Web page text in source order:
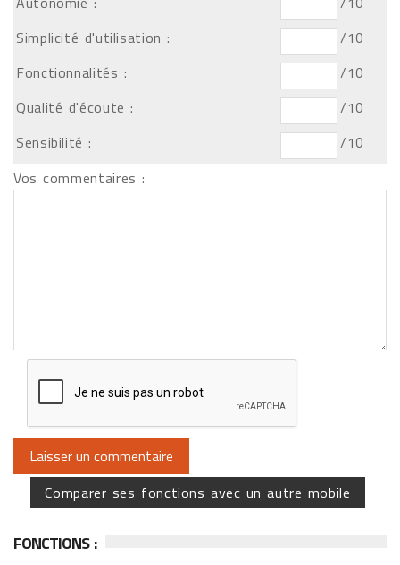
Simplicité d'utilisation :
/10
Fonctionnalités :
/10
Qualité d'écoute :
/10
Sensibilité :
/10
Vos commentaires :
Comparer ses fonctions avec un autre mobile
FONCTIONS :